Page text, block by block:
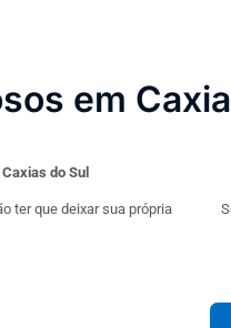
em
do Sul
ter que deixar sua própria